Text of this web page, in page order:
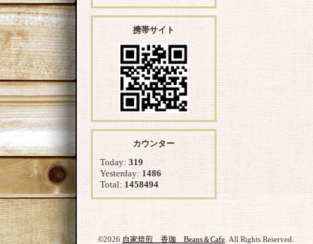
携帯サイト
カウンター
Today: 319
Yesterday: 1486
Total: 1458494
©2026 自家焙煎 香珈 Beans＆Cafe . All Rights Reserved.